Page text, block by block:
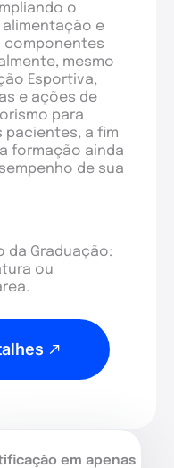
o
e
componentes
mesmo
Esportiva,
e ações de
para
pacientes, a fim
formação ainda
de sua
da Graduação:
ou
em apenas